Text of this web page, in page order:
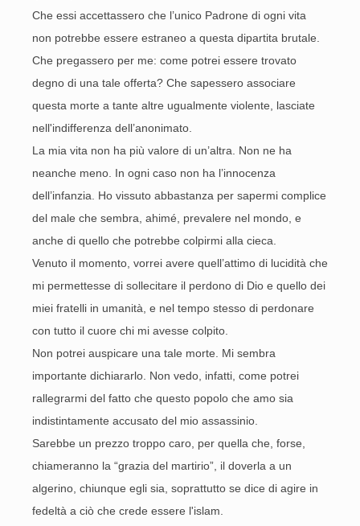
Che essi accettassero che l’unico Padrone di ogni vita
non potrebbe essere estraneo a questa dipartita brutale.
Che pregassero per me: come potrei essere trovato
degno di una tale offerta? Che sapessero associare
questa morte a tante altre ugualmente violente, lasciate
nell'indifferenza dell’anonimato.
La mia vita non ha più valore di un’altra. Non ne ha
neanche meno. In ogni caso non ha l’innocenza
dell’infanzia. Ho vissuto abbastanza per sapermi complice
del male che sembra, ahimé, prevalere nel mondo, e
anche di quello che potrebbe colpirmi alla cieca.
Venuto il momento, vorrei avere quell’attimo di lucidità che
mi permettesse di sollecitare il perdono di Dio e quello dei
miei fratelli in umanità, e nel tempo stesso di perdonare
con tutto il cuore chi mi avesse colpito.
Non potrei auspicare una tale morte. Mi sembra
importante dichiararlo. Non vedo, infatti, come potrei
rallegrarmi del fatto che questo popolo che amo sia
indistintamente accusato del mio assassinio.
Sarebbe un prezzo troppo caro, per quella che, forse,
chiameranno la “grazia del martirio”, il doverla a un
algerino, chiunque egli sia, soprattutto se dice di agire in
fedeltà a ciò che crede essere l'islam.